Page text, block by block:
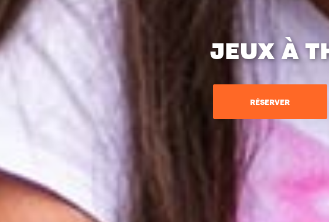
JEUX À
RÉSERVER